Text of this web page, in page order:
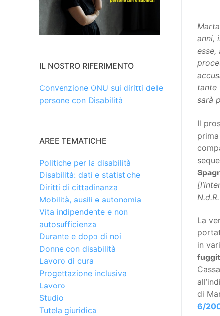
anni,
esse,
tante
sarà
Il
La
in
di
6/
IL NOSTRO RIFERIMENTO
Convenzione ONU sui diritti delle
persone con Disabilità
AREE TEMATICHE
Politiche per la disabilità
Disabilità: dati e statistiche
Diritti di cittadinanza
Mobilità, ausili e autonomia
Vita indipendente e non
autosufficienza
Durante e dopo di noi
Donne con disabilità
Lavoro di cura
Progettazione inclusiva
Lavoro
Studio
Tutela giuridica